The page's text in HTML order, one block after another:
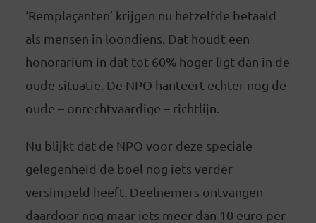
‘Remplaçanten’ krijgen nu hetzelfde betaald
als mensen in loondiens. Dat houdt een
honorarium in dat tot 60% hoger ligt dan in de
oude situatie. De NPO hanteert echter nog de
oude – onrechtvaardige – richtlijn.
Nu blijkt dat de NPO voor deze speciale
gelegenheid de boel nog iets verder
versimpeld heeft. Deelnemers ontvangen
daardoor nog maar iets meer dan 10 euro per